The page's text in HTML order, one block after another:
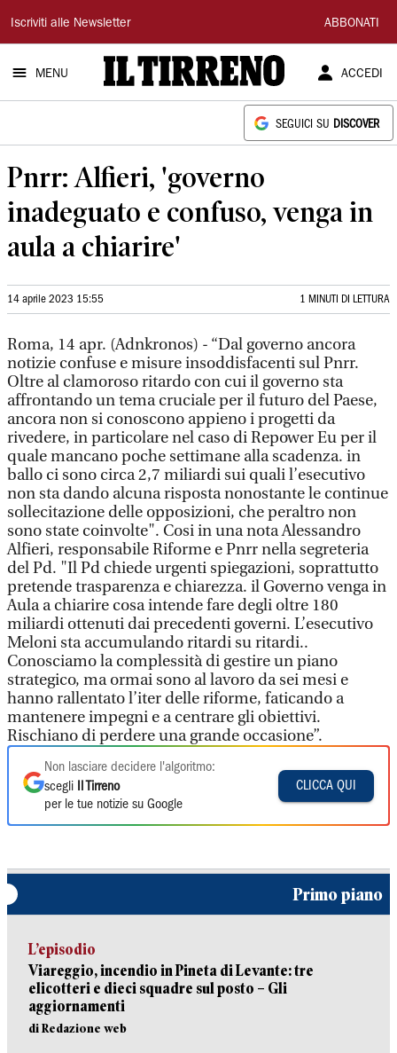
Il
Tirreno
Iscriviti alle Newsletter ABBONATI
MENU ACCEDI
SEGUICI SU DISCOVER
Pnrr: Alfieri, 'governo
inadeguato e confuso, venga in
aula a chiarire'
14 aprile 2023 15:55 1 MINUTI DI LETTURA
Roma, 14 apr. (Adnkronos) - “Dal governo ancora
notizie confuse e misure insoddisfacenti sul Pnrr.
Oltre al clamoroso ritardo con cui il governo sta
affrontando un tema cruciale per il futuro del Paese,
ancora non si conoscono appieno i progetti da
rivedere, in particolare nel caso di Repower Eu per il
quale mancano poche settimane alla scadenza. in
ballo ci sono circa 2,7 miliardi sui quali l’esecutivo
non sta dando alcuna risposta nonostante le continue
sollecitazione delle opposizioni, che peraltro non
sono state coinvolte". Cosi in una nota Alessandro
Alfieri, responsabile Riforme e Pnrr nella segreteria
del Pd. "Il Pd chiede urgenti spiegazioni, soprattutto
pretende trasparenza e chiarezza. il Governo venga in
Aula a chiarire cosa intende fare degli oltre 180
miliardi ottenuti dai precedenti governi. L’esecutivo
Meloni sta accumulando ritardi su ritardi..
Conosciamo la complessità di gestire un piano
strategico, ma ormai sono al lavoro da sei mesi e
hanno rallentato l’iter delle riforme, faticando a
mantenere impegni e a centrare gli obiettivi.
Rischiano di perdere una grande occasione”.
Non lasciare decidere l'algoritmo:
scegli
Il Tirreno
per le tue notizie su Google
CLICCA QUI
Primo piano
L’episodio
Viareggio, incendio in Pineta di Levante: tre
elicotteri e dieci squadre sul posto – Gli
aggiornamenti
di Redazione web